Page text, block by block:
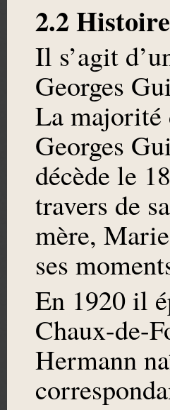
2.2
Il s’agit
Georges
La majorité
Georges
décède le
travers de
mère,
ses
En 1920 il
Chaux-de-
Hermann